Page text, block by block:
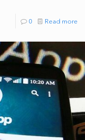
0 Read more